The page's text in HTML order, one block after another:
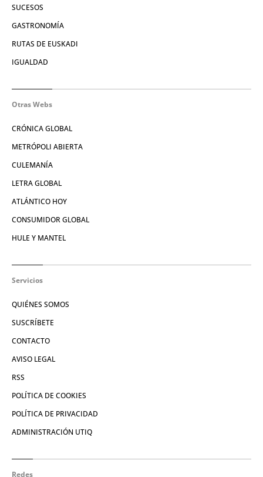
SUCESOS
GASTRONOMÍA
RUTAS DE EUSKADI
IGUALDAD
Otras Webs
CRÓNICA GLOBAL
METRÓPOLI ABIERTA
CULEMANÍA
LETRA GLOBAL
ATLÁNTICO HOY
CONSUMIDOR GLOBAL
HULE Y MANTEL
Servicios
QUIÉNES SOMOS
SUSCRÍBETE
CONTACTO
AVISO LEGAL
RSS
POLÍTICA DE COOKIES
POLÍTICA DE PRIVACIDAD
ADMINISTRACIÓN UTIQ
Redes